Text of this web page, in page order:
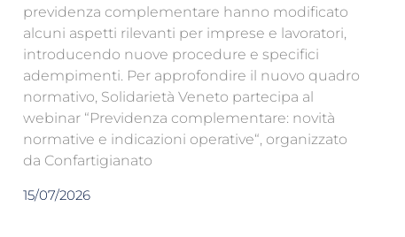
previdenza complementare hanno modificato
alcuni aspetti rilevanti per imprese e lavoratori,
introducendo nuove procedure e specifici
adempimenti. Per approfondire il nuovo quadro
normativo, Solidarietà Veneto partecipa al
webinar “Previdenza complementare: novità
normative e indicazioni operative“, organizzato
da Confartigianato
15/07/2026